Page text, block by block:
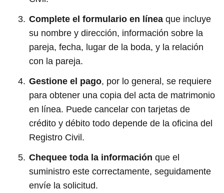
Complete el formulario en línea que incluye
su nombre y dirección, información sobre la
pareja, fecha, lugar de la boda, y la relación
con la pareja.
Gestione el pago, por lo general, se requiere
para obtener una copia del acta de matrimonio
en línea. Puede cancelar con tarjetas de
crédito y débito todo depende de la oficina del
Registro Civil.
Chequee toda la información que el
suministro este correctamente, seguidamente
envíe la solicitud.